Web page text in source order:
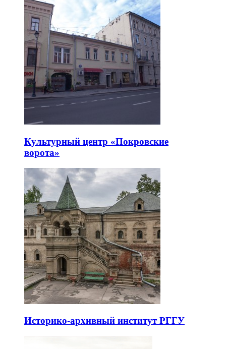
Культурный центр «Покровские
ворота»
Историко-архивный институт РГГУ